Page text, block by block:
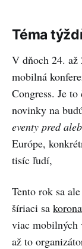
Téma
V dňoch 24. až
mobilná
Congress. Je
novinky na
eventy pred
Európe,
tisíc ľudí,
Tento rok sa
šíriaci sa
viac mobilných
až to